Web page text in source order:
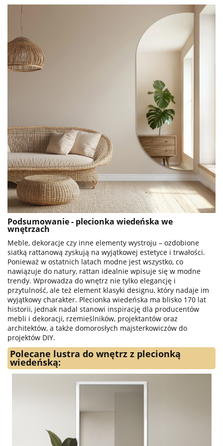
Podsumowanie - plecionka wiedeńska we
wnętrzach
Meble, dekoracje czy inne elementy wystroju – ozdobione
siatką rattanową zyskują na wyjątkowej estetyce i trwałości.
Ponieważ w ostatnich latach modne jest wszystko, co
nawiązuje do natury, rattan idealnie wpisuje się w modne
trendy. Wprowadza do wnętrz nie tylko elegancję i
przytulność, ale też element klasyki designu, który nadaje im
wyjątkowy charakter. Plecionka wiedeńska ma blisko 170 lat
historii, jednak nadal stanowi inspirację dla producentów
mebli i dekoracji, rzemieślników, projektantów oraz
architektów, a także domorosłych majsterkowiczów do
projektów DIY.
Polecane lustra do wnętrz z plecionką
wiedeńską: